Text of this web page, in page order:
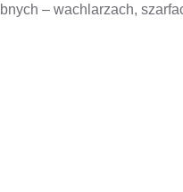
– wachlarzach,